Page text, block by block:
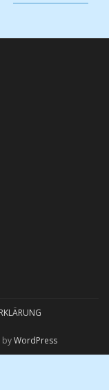
byWordPress